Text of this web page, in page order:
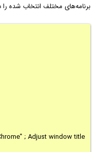
برنامه‌های مختلف انتخاب شده
; Adjust window title